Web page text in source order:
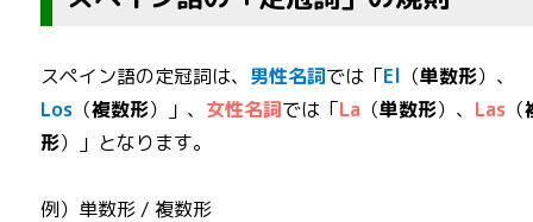
スペイン語の定冠詞は、 男性名詞では「El （単数形）、
Los （複数形）」、 女性名詞では「La （単数形）、 Las （
形）」となります。
例）単数形 / 複数形